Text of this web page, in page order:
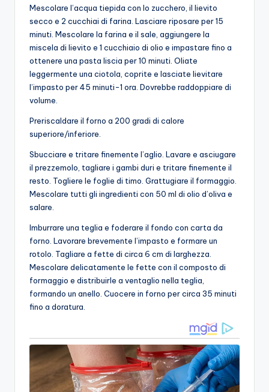
Mescolare l’acqua tiepida con lo zucchero, il lievito
secco e 2 cucchiai di farina. Lasciare riposare per 15
minuti. Mescolare la farina e il sale, aggiungere la
miscela di lievito e 1 cucchiaio di olio e impastare fino a
ottenere una pasta liscia per 10 minuti. Oliate
leggermente una ciotola, coprite e lasciate lievitare
l’impasto per 45 minuti-1 ora. Dovrebbe raddoppiare di
volume.
Preriscaldare il forno a 200 gradi di calore
superiore/inferiore.
Sbucciare e tritare finemente l’aglio. Lavare e asciugare
il prezzemolo, tagliare i gambi duri e tritare finemente il
resto. Togliere le foglie di timo. Grattugiare il formaggio.
Mescolare tutti gli ingredienti con 50 ml di olio d’oliva e
salare.
Imburrare una teglia e foderare il fondo con carta da
forno. Lavorare brevemente l’impasto e formare un
rotolo. Tagliare a fette di circa 6 cm di larghezza.
Mescolare delicatamente le fette con il composto di
formaggio e distribuirle a ventaglio nella teglia,
formando un anello. Cuocere in forno per circa 35 minuti
fino a doratura.